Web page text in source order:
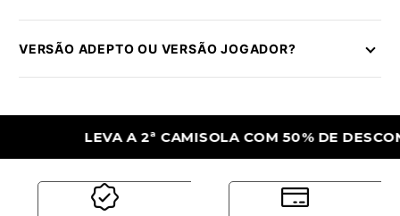
VERSÃO ADEPTO OU VERSÃO JOGADOR?
LEVA A 2ª CAMISOLA COM 50% DE DESCONTO